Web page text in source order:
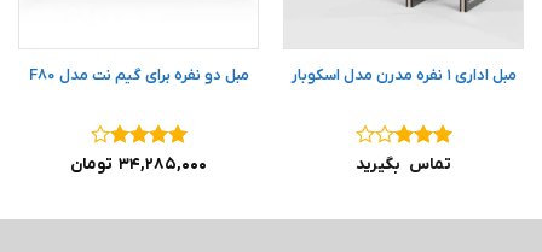
مبل اداری ۱ نفره مدرن مدل اسکوبار
نمره ۳
تماس بگیرید
مبل دو نفره برای گیم نت مدل F80
نمره۴
۳۴,۲۸۵,۰۰۰ تومان